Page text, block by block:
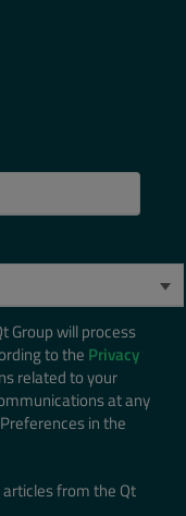
Group will process
to the Privacy
related to your
at any
in the
from the Qt